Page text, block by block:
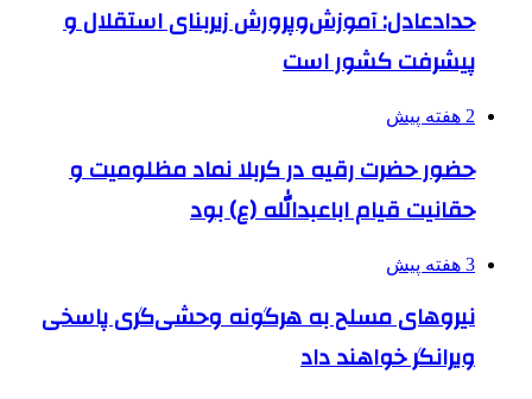
حدادعادل: آموزش‌وپرورش زیربنای استقلال و
پیشرفت کشور است
2 هفته پیش
حضور حضرت رقیه در کربلا نماد مظلومیت و
حقانیت قیام اباعبدالله (ع) بود
3 هفته پیش
نیروهای مسلح به هرگونه وحشی‌گری پاسخی
ویرانگر خواهند داد